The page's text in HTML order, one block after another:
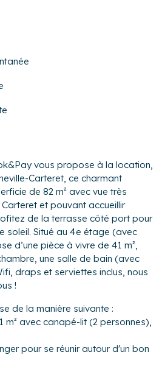
vous propose à la location,
Carteret, ce charmant
de 82 m² avec vue très
et pouvant accueillir
de la terrasse côté port pour
soleil. Situé au 4e étage (avec
d’une pièce à vivre de 41 m²,
une salle de bain (avec
draps et serviettes inclus, nous
!
de la manière suivante :
m² avec canapé-lit (2 personnes),
pour se réunir autour d'un bon